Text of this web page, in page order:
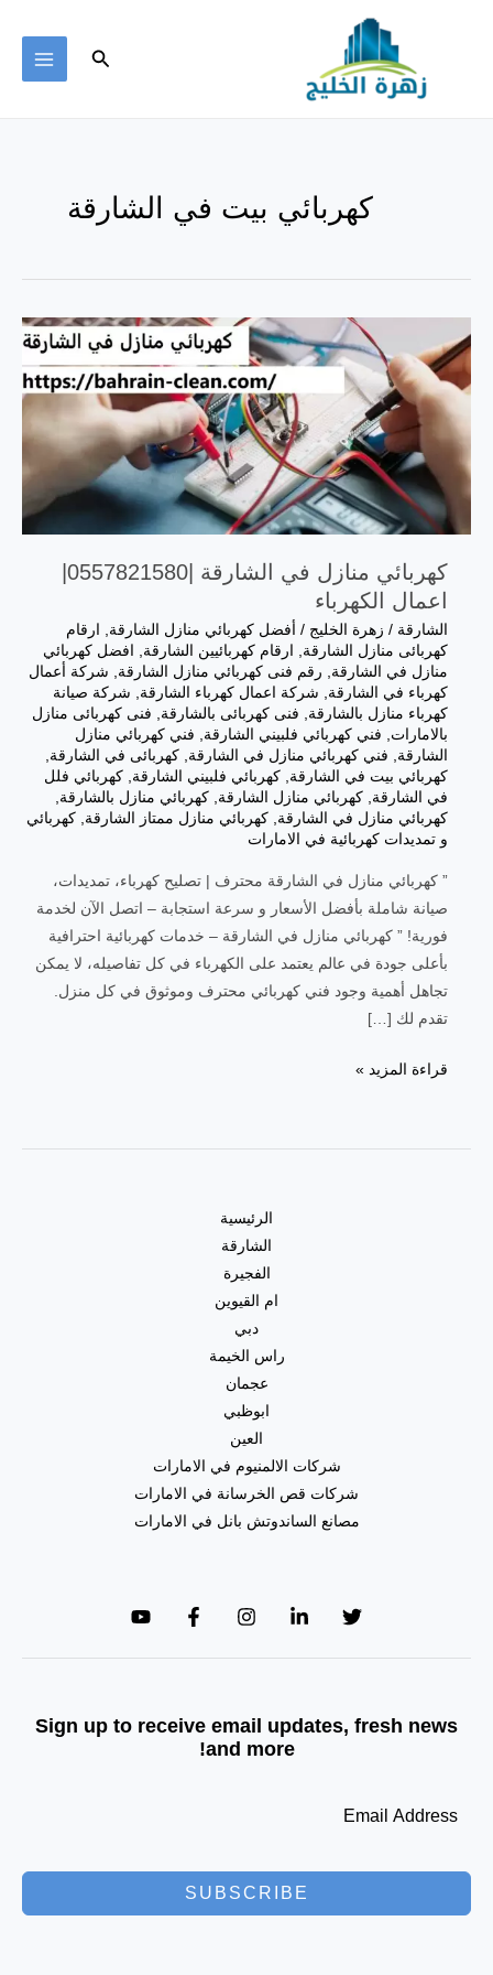
البحث
كهربائي بيت في الشارقة
كهربائي منازل في الشارقة |0557821580|
اعمال الكهرباء
الشارقة / زهرة الخليج / أفضل كهربائي منازل الشارقة
ارقام
كهربائى منازل الشارقة
ارقام كهربائيين ‫الشارقة
افضل كهربائي
منازل في الشارقة
رقم فنى كهربائي منازل الشارقة
شركة أعمال
كهرباء في الشارقة
شركة اعمال كهرباء الشارقة
شركة صيانة
كهرباء منازل بالشارقة
فنى كهربائى بالشارقة
فنى كهربائى منازل
بالامارات
فني كهربائي فلبيني الشارقة
فني كهربائي منازل
الشارقة
فني كهربائي منازل في الشارقة كهربائى في الشارقة
كهربائي بيت في الشارقة كهربائي فلبيني الشارقة كهربائي فلل
في الشارقة كهربائي منازل الشارقة كهربائي منازل بالشارقة
كهربائي منازل في الشارقة كهربائي منازل ممتاز الشارقة كهربائي
و تمديدات كهربائية في الامارات
” كهربائي منازل في الشارقة محترف | تصليح كهرباء، تمديدات،
صيانة شاملة بأفضل الأسعار و سرعة استجابة – اتصل الآن لخدمة
فورية! ” كهربائي منازل في الشارقة – خدمات كهربائية احترافية
بأعلى جودة في عالم يعتمد على الكهرباء في كل تفاصيله، لا يمكن
تجاهل أهمية وجود فني كهربائي محترف وموثوق في كل منزل.
تقدم لك […]
قراءة المزيد »
الرئيسية
الشارقة
الفجيرة
ام القيوين
دبي
راس الخيمة
عجمان
ابوظبي
العين
شركات الالمنيوم في الامارات
شركات قص الخرسانة في الامارات
مصانع الساندوتش بانل في الامارات
Sign up to receive email updates, fresh news
and more!
SUBSCRIBE